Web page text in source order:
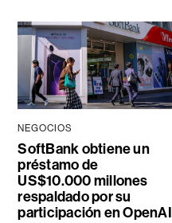
NEGOCIOS
SoftBank obtiene un
préstamo de
US$10.000 millones
respaldado por su
participación en OpenAI